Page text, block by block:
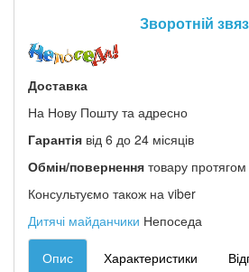
Зворотній
Доставка
На Нову Пошту та адресно
Гарантія від 6 до 24 місяців
Обмін/повернення товару протягом
Консультуємо також на viber
Дитячі майданчики Непоседа
Опис Характеристики